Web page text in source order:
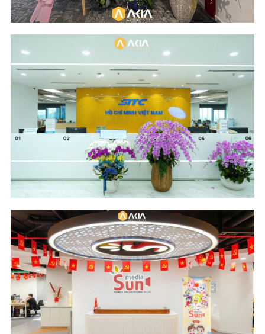
Scope of Work
Design and Build
Area & Year
817 m2 - 2025
Location
The METT Building -
HCM City
Industry
Logistics
Scope of Work
Design & Build
Area & Year
600 m2 - 2024
Location
Cantavil Hoan Cau
Building - HCM City
Industry
Media and
Advertising